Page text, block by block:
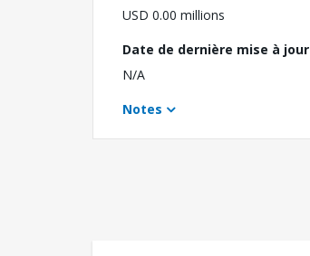
USD 0.00 millions
Date de dernière mise à jour
N/A
Notes